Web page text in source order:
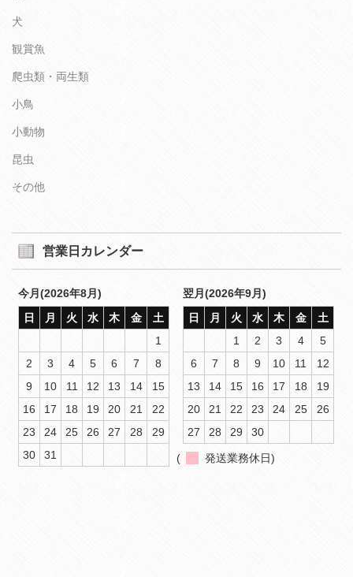
犬
観賞魚
爬虫類・両生類
小鳥
小動物
昆虫
その他
営業日カレンダー
今月(2026年8月)
日
月 火 水 木 金
土
1
2
3 4 5 6 7
8
9
10 11 12 13 14
15
16
17 18 19 20 21
22
23
24 25 26 27 28
29
30
31
翌月(2026年9月)
日
月 火 水 木 金
土
1
2 3 4
5
6
7 8 9 10 11
12
13
14 15 16 17 18
19
20
21 22 23 24 25
26
27
28 29 30
( 発送業務休日)